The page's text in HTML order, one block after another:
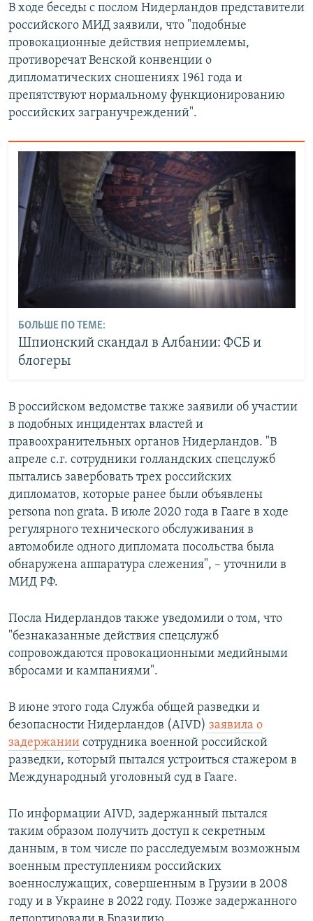
В ходе беседы с послом Нидерландов представители
российского МИД заявили, что "подобные
провокационные действия неприемлемы,
противоречат Венской конвенции о
дипломатических сношениях 1961 года и
препятствуют нормальному функционированию
российских загранучреждений".
БОЛЬШЕ ПО ТЕМЕ:
Шпионский скандал в Албании: ФСБ и
блогеры
В российском ведомстве также заявили об участии
в подобных инцидентах властей и
правоохранительных органов Нидерландов. "В
апреле с.г. сотрудники голландских спецслужб
пытались завербовать трех российских
дипломатов, которые ранее были объявлены
persona non grata. В июле 2020 года в Гааге в ходе
регулярного технического обслуживания в
автомобиле одного дипломата посольства была
обнаружена аппаратура слежения", – уточнили в
МИД РФ.
Посла Нидерландов также уведомили о том, что
"безнаказанные действия спецслужб
сопровождаются провокационными медийными
вбросами и кампаниями".
В июне этого года Служба общей разведки и
безопасности Нидерландов (AIVD) заявила о
задержании сотрудника военной российской
разведки, который пытался устроиться стажером в
Международный уголовный суд в Гааге.
По информации AIVD, задержанный пытался
таким образом получить доступ к секретным
данным, в том числе по расследуемым возможным
военным преступлениям российских
военнослужащих, совершенным в Грузии в 2008
году и в Украине в 2022 году. Позже задержанного